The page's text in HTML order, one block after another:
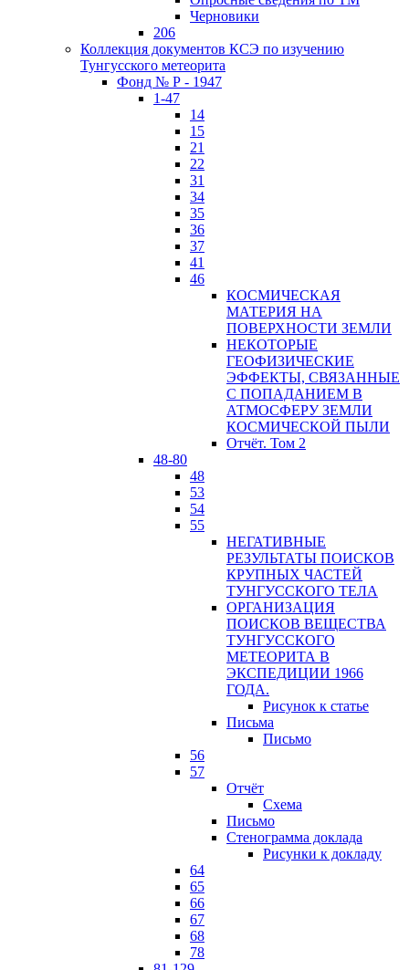
Черновики
206
Коллекция документов КСЭ по изучению
Тунгусского метеорита
Фонд № Р - 1947
1-47
14
15
21
22
31
34
35
36
37
41
46
КОСМИЧЕСКАЯ
МАТЕРИЯ НА
ПОВЕРХНОСТИ ЗЕМЛИ
НЕКОТОРЫЕ
ГЕОФИЗИЧЕСКИЕ
ЭФФЕКТЫ, СВЯЗАННЫЕ
С ПОПАДАНИЕМ В
АТМОСФЕРУ ЗЕМЛИ
КОСМИЧЕСКОЙ ПЫЛИ
Отчёт. Том 2
48-80
48
53
54
55
НЕГАТИВНЫЕ
РЕЗУЛЬТАТЫ ПОИСКОВ
КРУПНЫХ ЧАСТЕЙ
ТУНГУССКОГО ТЕЛА
ОРГАНИЗАЦИЯ
ПОИСКОВ ВЕЩЕСТВА
ТУНГУССКОГО
МЕТЕОРИТА В
ЭКСПЕДИЦИИ 1966
ГОДА.
Рисунок к статье
Письма
Письмо
56
57
Отчёт
Схема
Письмо
Стенограмма доклада
Рисунки к докладу
64
65
66
67
68
78